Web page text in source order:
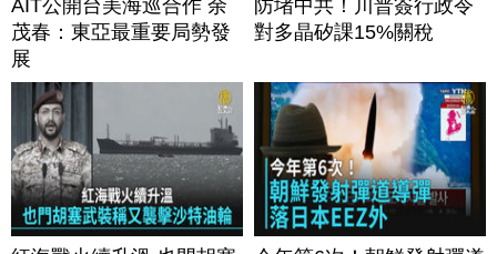
AIT公開台美海巡合作 余
茂春：東亞最重要局勢發
展
防堵中共！川普簽行政令
對多晶矽課15%關稅